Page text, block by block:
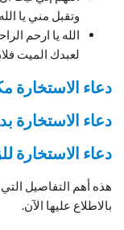
وتقبل مني يا
الله يا ارحم
لعبدك الميت
دعاء الاستخارة
دعاء الاستخارة
دعاء الاستخارة
هذه أهم التفاصيل
بالاطلاع عليها الآن.